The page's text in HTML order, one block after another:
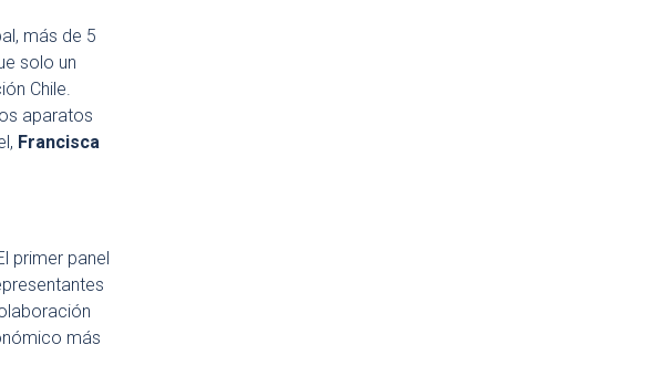
más de 5
solo un
Chile.
aparatos
Francisca
primer panel
más